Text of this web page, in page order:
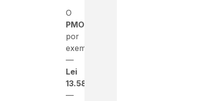
O
PMOC
por
exemplo
—
Lei
13.589/2018
—